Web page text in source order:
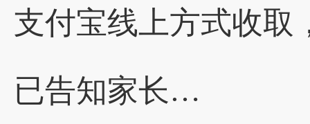
支付宝线上方式收取
已告知家长…